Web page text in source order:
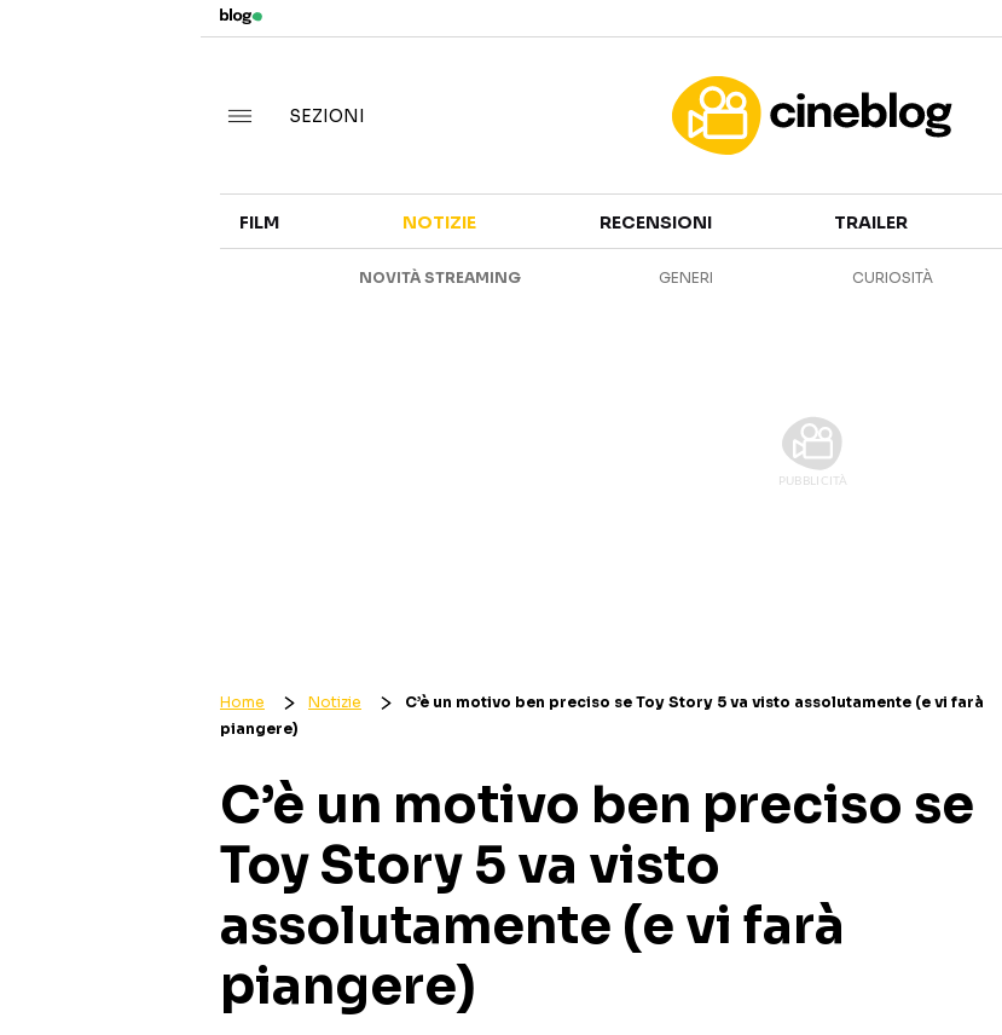
CANALI STREAMING
SEZIONI
FILM NOTIZIE RECENSIONI TRAILER
NOVITÀ STREAMING GENERI CURIOSITÀ
Home Notizie
C’è un motivo ben preciso se Toy Story 5 va visto assolutamente (e vi farà
piangere)
C’è un motivo ben preciso se
Toy Story 5 va visto
assolutamente (e vi farà
piangere)